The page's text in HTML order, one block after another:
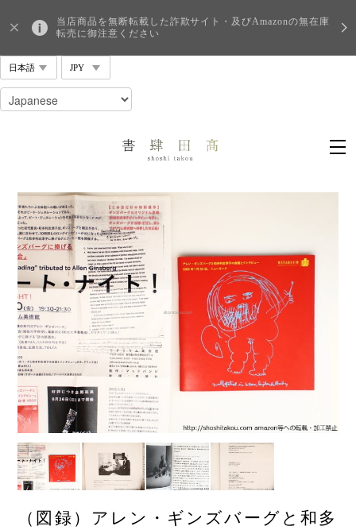
当店商品を無断転載した詐欺サイト・及びAmazonの無在庫
転売に御注意ください
（図録）アレン・ギンズバーグと和多